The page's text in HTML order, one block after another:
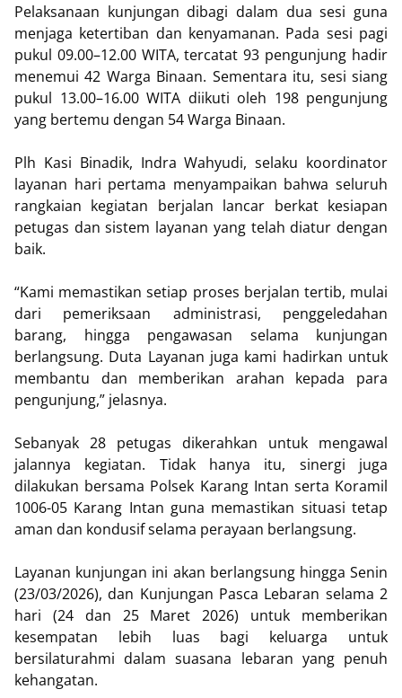
Pelaksanaan kunjungan dibagi dalam dua sesi guna
menjaga ketertiban dan kenyamanan. Pada sesi pagi
pukul 09.00–12.00 WITA, tercatat 93 pengunjung hadir
menemui 42 Warga Binaan. Sementara itu, sesi siang
pukul 13.00–16.00 WITA diikuti oleh 198 pengunjung
yang bertemu dengan 54 Warga Binaan.
Plh Kasi Binadik, Indra Wahyudi, selaku koordinator
layanan hari pertama menyampaikan bahwa seluruh
rangkaian kegiatan berjalan lancar berkat kesiapan
petugas dan sistem layanan yang telah diatur dengan
baik.
“Kami memastikan setiap proses berjalan tertib, mulai
dari pemeriksaan administrasi, penggeledahan
barang, hingga pengawasan selama kunjungan
berlangsung. Duta Layanan juga kami hadirkan untuk
membantu dan memberikan arahan kepada para
pengunjung,” jelasnya.
Sebanyak 28 petugas dikerahkan untuk mengawal
jalannya kegiatan. Tidak hanya itu, sinergi juga
dilakukan bersama Polsek Karang Intan serta Koramil
1006-05 Karang Intan guna memastikan situasi tetap
aman dan kondusif selama perayaan berlangsung.
Layanan kunjungan ini akan berlangsung hingga Senin
(23/03/2026), dan Kunjungan Pasca Lebaran selama 2
hari (24 dan 25 Maret 2026) untuk memberikan
kesempatan lebih luas bagi keluarga untuk
bersilaturahmi dalam suasana lebaran yang penuh
kehangatan.